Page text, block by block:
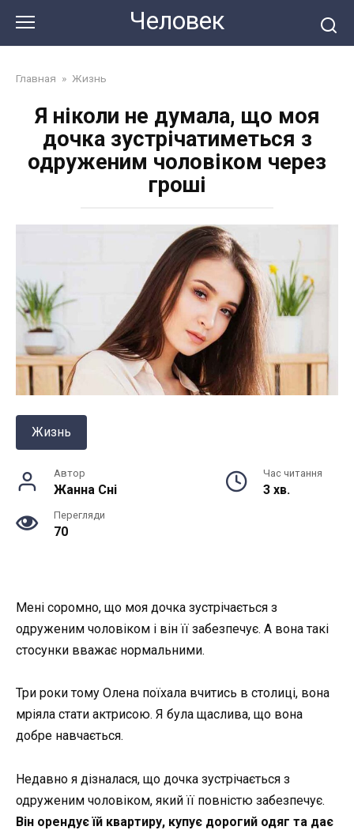
змісту
Человек
Главная » Жизнь
Я ніколи не думала, що моя
дочка зустрічатиметься з
одруженим чоловіком через
гроші
Жизнь
Автор
Жанна Снi
Час читання
3 хв.
Перегляди
70
Мені соромно, що моя дочка зустрічається з
одруженим чоловіком і він її забезпечує. А вона такі
стосунки вважає нормальними.
Три роки тому Олена поїхала вчитись в столиці, вона
мріяла стати актрисою. Я була щаслива, що вона
добре навчається.
Недавно я дізналася, що дочка зустрічається з
одруженим чоловіком, який її повністю забезпечує.
Він орендує їй квартиру, купує дорогий одяг та дає